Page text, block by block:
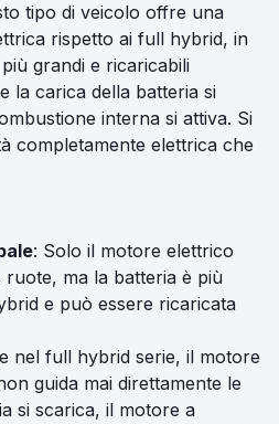
tipo di veicolo offre una
rispetto ai full hybrid, in
grandi e ricaricabili
la carica della batteria si
interna si attiva. Si
completamente elettrica che
: Solo il motore elettrico
ruote, ma la batteria è più
e può essere ricaricata
nel full hybrid serie, il motore
guida mai direttamente le
si scarica, il motore a